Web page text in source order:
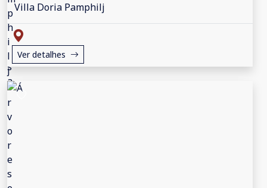
Villa Doria Pamphilj
Ver detalhes